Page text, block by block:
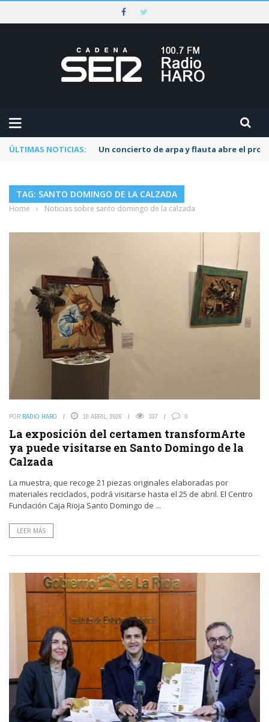
ÚLTIMAS NOTICIAS: Un concierto de arpa y flauta abre el
TAG: SANTO DOMINGO DE LA CALZADA
Home › Noticias sobre santo domingo de la calzada
POR RADIO HARO 10 ABRIL, 2026 337 0
La exposición del certamen transformArte
ya puede visitarse en Santo Domingo de la
Calzada
La muestra, que recoge 21 piezas originales elaboradas por
materiales reciclados, podrá visitarse hasta el 25 de abril. El Centro
Fundación Caja Rioja Santo Domingo de ...
LEER MÁS